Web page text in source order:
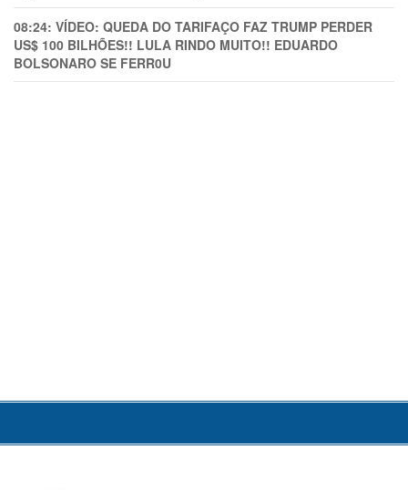
08:24: VÍDEO: QUEDA DO TARIFAÇO FAZ TRUMP PERDER
US$ 100 BILHÕES!! LULA RINDO MUITO!! EDUARDO
BOLSONARO SE FERR0U